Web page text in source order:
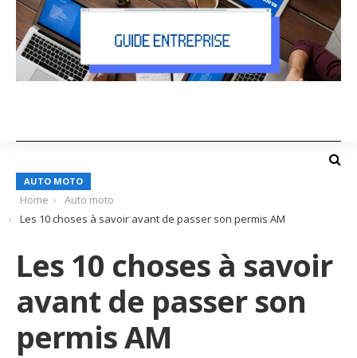
AUTO MOTO
Home
Auto moto
Les 10 choses à savoir avant de passer son permis AM
Les 10 choses à savoir
avant de passer son
permis AM